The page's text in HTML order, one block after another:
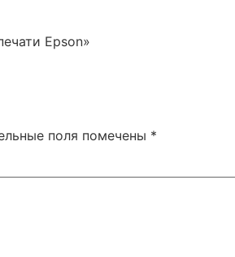
Epson»
поля помечены *